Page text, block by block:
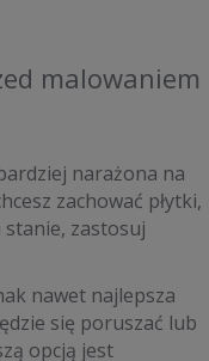
malowaniem
narażona na
zachować płytki,
zastosuj
nawet najlepsza
się poruszać lub
opcją jest